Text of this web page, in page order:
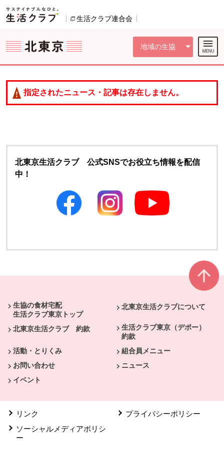
ページの先頭です。
生活クラブ連合会
地域の生協
ここからサイト内共通メニューです。
サイト内共通メニューをスキップする
サイト内共通メニューここまで。
指定されたニュース・記事は存在しません。
北東京生活クラブ 公式SNSでお役立ち情報を配信
中！
生協の食材宅配
生活クラブ東京トップ
北東京生活クラブについて
北東京生活クラブ 約款
生活クラブ東京（デポー）
約款
活動・とりくみ
組合員メニュー
お問い合わせ
ニュース
イベント
リンク
プライバシーポリシー
ソーシャルメディアポリシ
ー